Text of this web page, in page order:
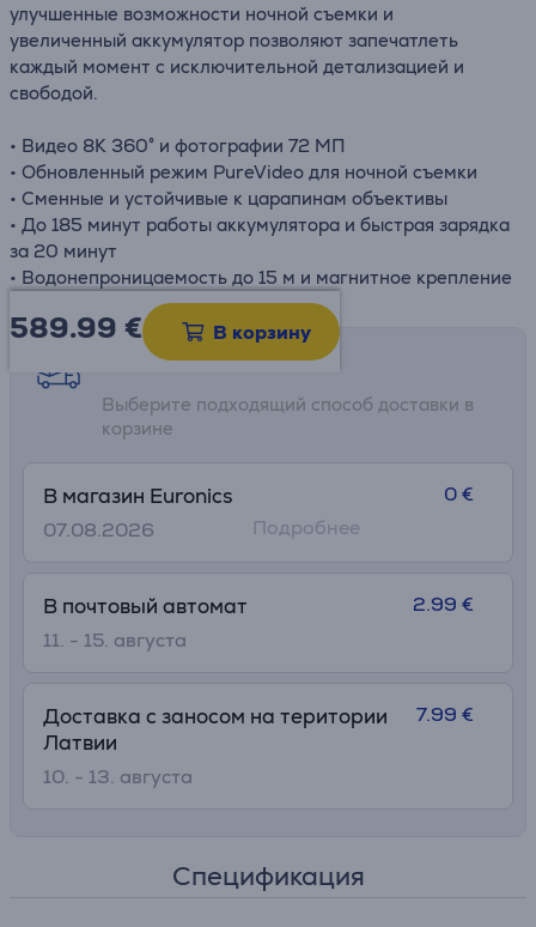
улучшенные возможности ночной съемки и
увеличенный аккумулятор позволяют запечатлеть
каждый момент с исключительной детализацией и
свободой.
• Видео 8K 360° и фотографии 72 МП
• Обновленный режим PureVideo для ночной съемки
• Сменные и устойчивые к царапинам объективы
• До 185 минут работы аккумулятора и быстрая зарядка
за 20 минут
• Водонепроницаемость до 15 м и магнитное крепление
589.99 € В корзину
Возможности доставки
Выберите подходящий способ доставки в
корзине
В магазин Euronics
07.08.2026
0 €
Подробнее
В почтовый автомат
11. - 15. августа
2.99 €
Доставка с заносом на територии
Латвии
10. - 13. августа
7.99 €
Спецификация